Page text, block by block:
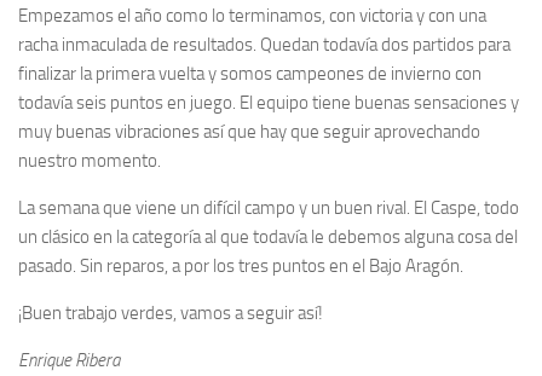
Empezamos el año como lo terminamos, con victoria y con una
racha inmaculada de resultados. Quedan todavía dos partidos para
finalizar la primera vuelta y somos campeones de invierno con
todavía seis puntos en juego. El equipo tiene buenas sensaciones y
muy buenas vibraciones así que hay que seguir aprovechando
nuestro momento.
La semana que viene un difícil campo y un buen rival. El Caspe, todo
un clásico en la categoría al que todavía le debemos alguna cosa del
pasado. Sin reparos, a por los tres puntos en el Bajo Aragón.
¡Buen trabajo verdes, vamos a seguir así!
Enrique Ribera